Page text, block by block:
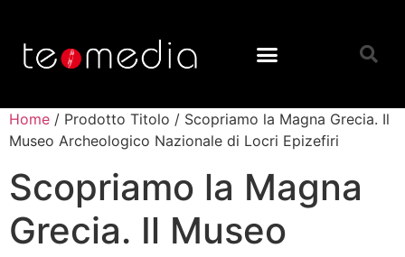
Home / Prodotto Titolo / Scopriamo la Magna Grecia. Il
Museo Archeologico Nazionale di Locri Epizefiri
Scopriamo la Magna
Grecia. Il Museo